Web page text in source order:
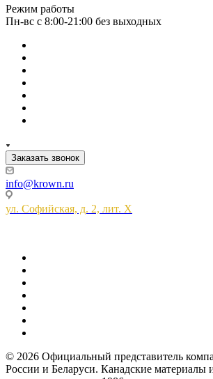
Режим работы
Пн-вс с 8:00-21:00 без выходных
Заказать звонок
info@krown.ru
ул. Софийская, д. 2, лит. Х
© 2026 Официальный представитель
России и Беларуси. Канадские материалы